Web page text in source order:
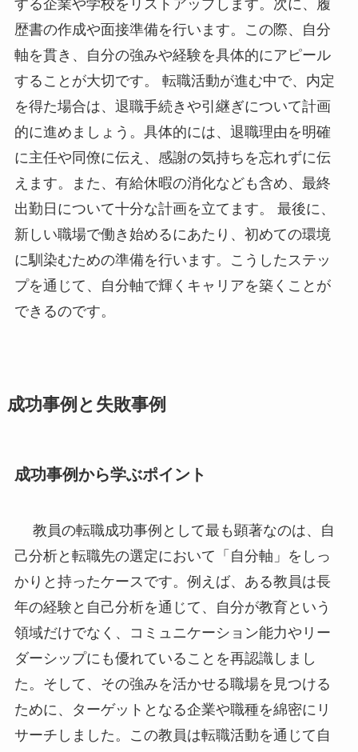
する企業や学校をリストアップします。次に、履
歴書の作成や面接準備を行います。この際、自分
軸を貫き、自分の強みや経験を具体的にアピール
することが大切です。 転職活動が進む中で、内定
を得た場合は、退職手続きや引継ぎについて計画
的に進めましょう。具体的には、退職理由を明確
に主任や同僚に伝え、感謝の気持ちを忘れずに伝
えます。また、有給休暇の消化なども含め、最終
出勤日について十分な計画を立てます。 最後に、
新しい職場で働き始めるにあたり、初めての環境
に馴染むための準備を行います。こうしたステッ
プを通じて、自分軸で輝くキャリアを築くことが
できるのです。
成功事例と失敗事例
成功事例から学ぶポイント
教員の転職成功事例として最も顕著なのは、自
己分析と転職先の選定において「自分軸」をしっ
かりと持ったケースです。例えば、ある教員は長
年の経験と自己分析を通じて、自分が教育という
領域だけでなく、コミュニケーション能力やリー
ダーシップにも優れていることを再認識しまし
た。そして、その強みを活かせる職場を見つける
ために、ターゲットとなる企業や職種を綿密にリ
サーチしました。この教員は転職活動を通じて自